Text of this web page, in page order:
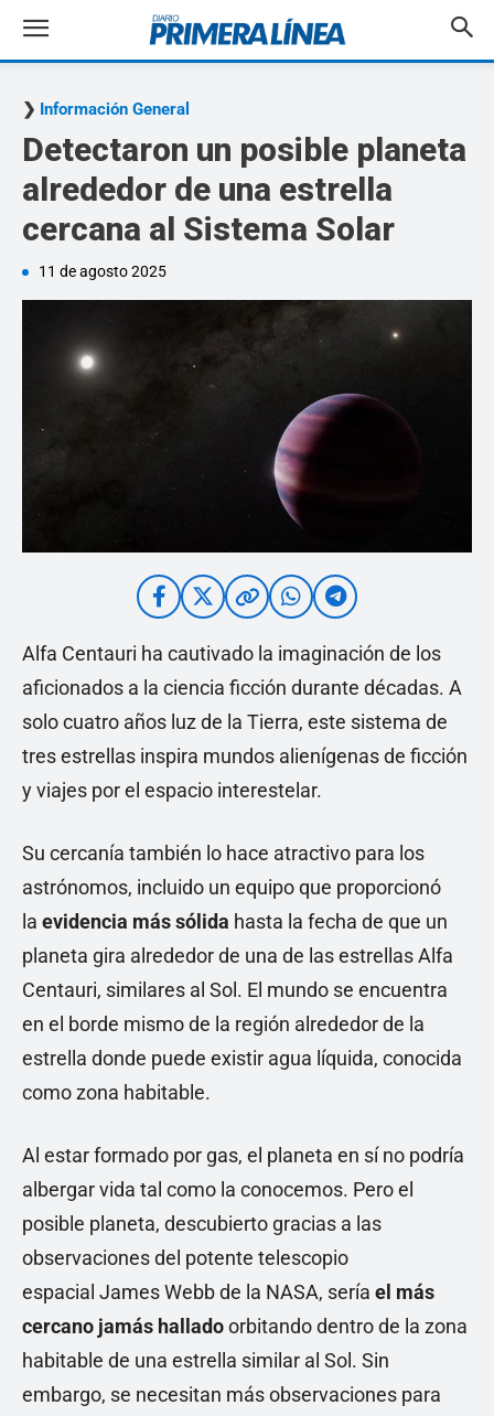
Información General
Detectaron un posible planeta
alrededor de una estrella
cercana al Sistema Solar
11 de agosto 2025
Alfa Centauri ha cautivado la imaginación de los
aficionados a la ciencia ficción durante décadas. A
solo cuatro años luz de la Tierra, este sistema de
tres estrellas inspira mundos alienígenas de ficción
y viajes por el espacio interestelar.
Su cercanía también lo hace atractivo para los
astrónomos, incluido un equipo que proporcionó
la evidencia más sólida hasta la fecha de que un
planeta gira alrededor de una de las estrellas Alfa
Centauri, similares al Sol. El mundo se encuentra
en el borde mismo de la región alrededor de la
estrella donde puede existir agua líquida, conocida
como zona habitable.
Al estar formado por gas, el planeta en sí no podría
albergar vida tal como la conocemos. Pero el
posible planeta, descubierto gracias a las
observaciones del potente telescopio
espacial James Webb de la NASA, sería el más
cercano jamás halladoorbitando dentro de la zona
habitable de una estrella similar al Sol. Sin
embargo, se necesitan más observaciones para